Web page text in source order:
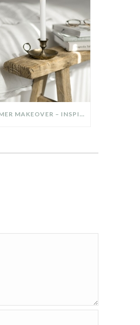
SCHLAFZIMMER MAKEOVER – INSPIRATION FÜR DEIN SCHLAFZIMMER: AUS ALT MACH NEU – HELL, GEMÜTLICH UND EINLADEND